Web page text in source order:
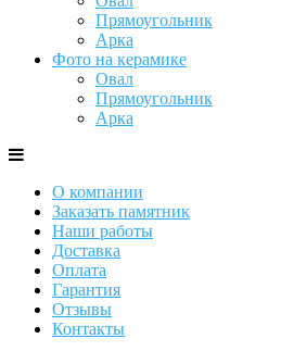
Прямоугольник
Арка
Фото на керамике
Овал
Прямоугольник
Арка
О компании
Заказать памятник
Наши работы
Доставка
Оплата
Гарантия
Отзывы
Контакты